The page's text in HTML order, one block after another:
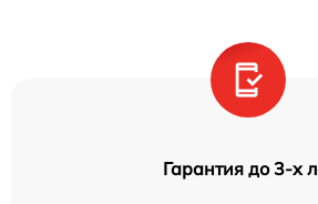
Гарантия до 3-х